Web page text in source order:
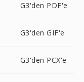
G3'den PDF'e
G3'den GIF'e
G3'den PCX'e